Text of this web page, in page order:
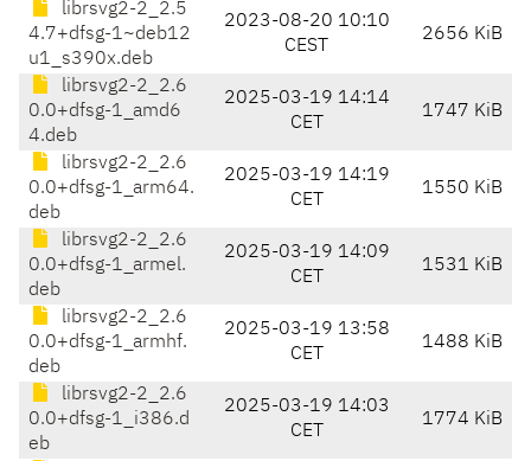
librsvg2-2_2.5
4.7+dfsg-1~deb12
u1_s390x.deb
2023-08-20 10:10
CEST
2656 KiB
librsvg2-2_2.6
0.0+dfsg-1_amd6
4.deb
2025-03-19 14:14
CET
1747 KiB
librsvg2-2_2.6
0.0+dfsg-1_arm64.
deb
2025-03-19 14:19
CET
1550 KiB
librsvg2-2_2.6
0.0+dfsg-1_armel.
deb
2025-03-19 14:09
CET
1531 KiB
librsvg2-2_2.6
0.0+dfsg-1_armhf.
deb
2025-03-19 13:58
CET
1488 KiB
librsvg2-2_2.6
0.0+dfsg-1_i386.d
eb
2025-03-19 14:03
CET
1774 KiB